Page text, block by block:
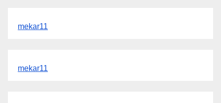
mekar11
mekar11